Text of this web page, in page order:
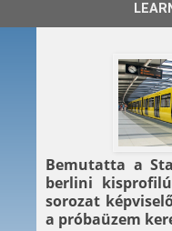
Bemutatta a
berlini
sorozat
a próbaüzem